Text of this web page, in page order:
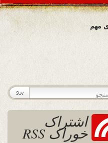
مهم
اشتراک
خوراک RSS